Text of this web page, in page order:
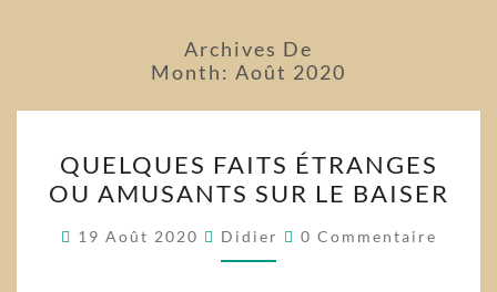
Archives De
Month: Août 2020
FAITS
ÉTRANGES
OU
AMUSANTS
QUELQUES FAITS ÉTRANGES
OU AMUSANTS SUR LE BAISER
19 Août 2020 Didier Commentaires
0 Commentaire